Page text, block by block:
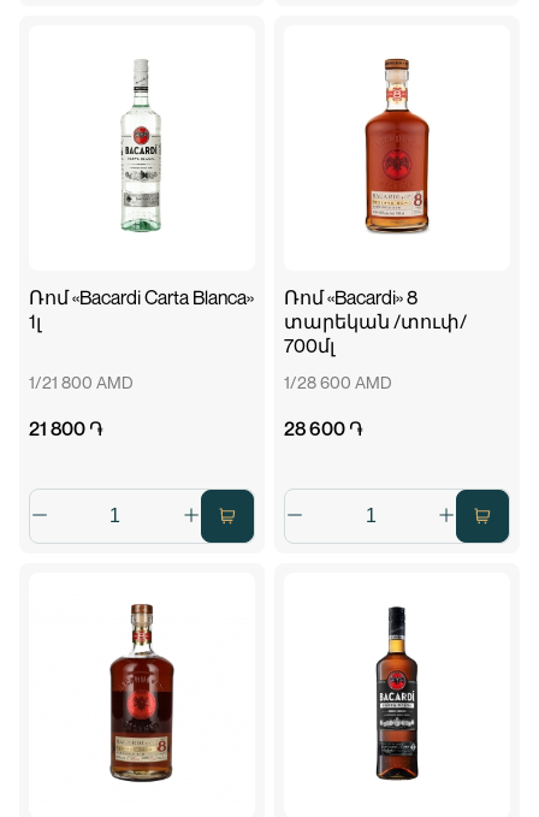
Ռոմ «Bacardi Carta Blanca»
1լ
1/21 800 AMD
21 800 ֏
Ռոմ «Bacardi» 8
տարեկան /տուփ/
700մլ
1/28 600 AMD
28 600 ֏